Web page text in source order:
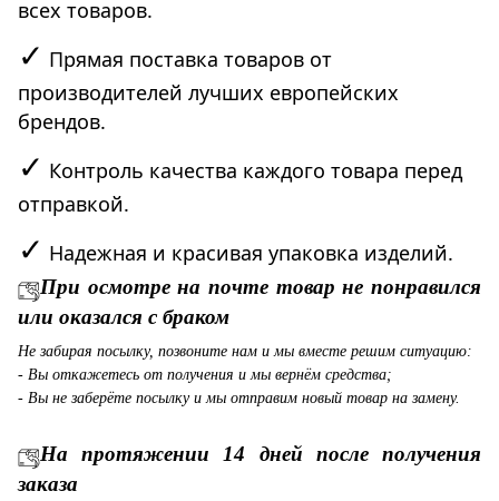
всех товаров.
✓ Прямая поставка товаров от
производителей лучших европейских
брендов.
✓ Контроль качества каждого товара перед
отправкой.
✓ Надежная и красивая упаковка изделий.
При осмотре на почте товар не понравился
или оказался с браком
Не забирая посылку, позвоните нам и мы вместе решим ситуацию:
- Вы откажетесь от получения и мы вернём средства;
- Вы не заберёте посылку и мы отправим новый товар на замену.
На протяжении 14 дней после получения
заказа